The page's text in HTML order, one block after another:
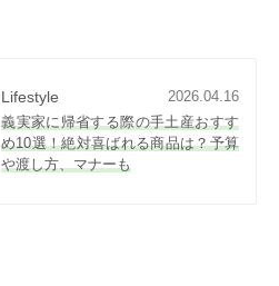
Lifestyle
2026.04.16
義実家に帰省する際の手土産おすす
め10選！絶対喜ばれる商品は？予算
や渡し方、マナーも